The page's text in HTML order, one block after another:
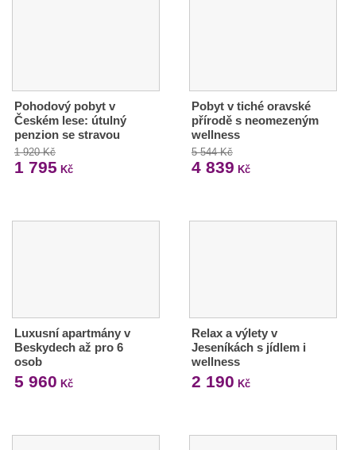
Pohodový pobyt v
Českém lese: útulný
penzion se stravou
1 920 Kč
1 795 Kč
Pobyt v tiché oravské
přírodě s neomezeným
wellness
5 544 Kč
4 839 Kč
Luxusní apartmány v
Beskydech až pro 6
osob
5 960 Kč
Relax a výlety v
Jeseníkách s jídlem i
wellness
2 190 Kč